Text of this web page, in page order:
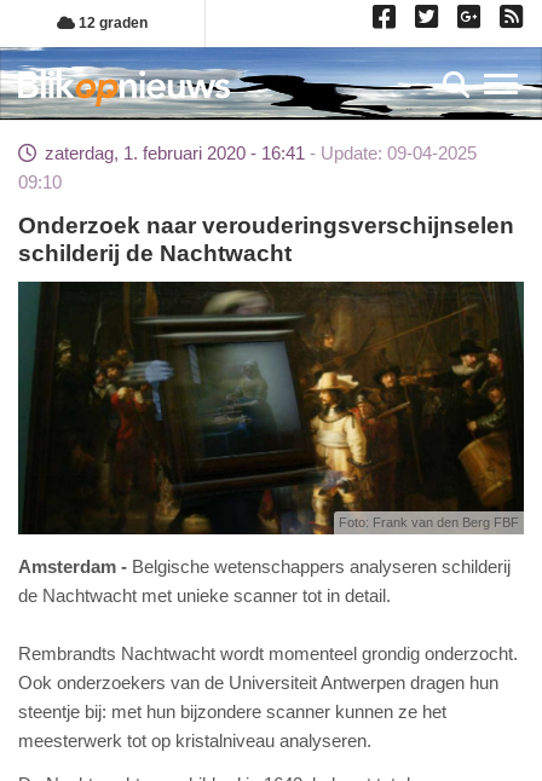
Overslaan
en
naar
de
gaan
12 graden
zaterdag, 1. februari 2020 - 16:41
Update: 09-04-2025
09:10
Onderzoek naar verouderingsverschijnselen
schilderij de Nachtwacht
Foto: Frank van den Berg FBF
Amsterdam
Belgische wetenschappers analyseren schilderij
de Nachtwacht met unieke scanner tot in detail.
Rembrandts Nachtwacht wordt momenteel grondig onderzocht.
Ook onderzoekers van de Universiteit Antwerpen dragen hun
steentje bij: met hun bijzondere scanner kunnen ze het
meesterwerk tot op kristalniveau analyseren.